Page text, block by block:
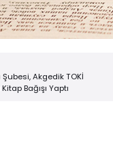
Akgedik TOKİ
Bağışı Yaptı